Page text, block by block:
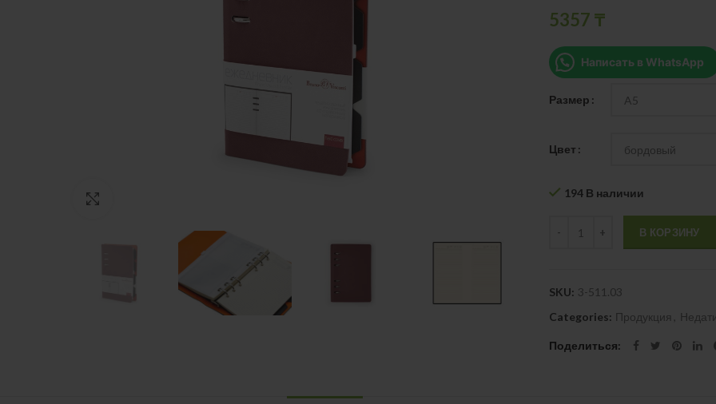
5357 ₸
Написать в WhatsApp
Размер
Цвет
194 В наличии
В КОРЗИНУ
SKU: 3-511.03
Categories: Продукция
Поделиться